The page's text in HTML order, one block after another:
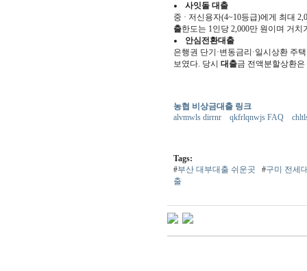
사잇돌대출
중 · 저신용자(4~10등급)에게 최대
출한도는 1인당 2,000만 원이며 거
안심전환대출
은행권 단기·변동금리·일시상환 주
보였다. 당시대출금 전액분할상환은
농협 비상금대출 링크
alvmwls dirrnr
qkfrlqnwjs FAQ
Tags:
#부산 대부대출 쉬운곳 #구미 전세
출